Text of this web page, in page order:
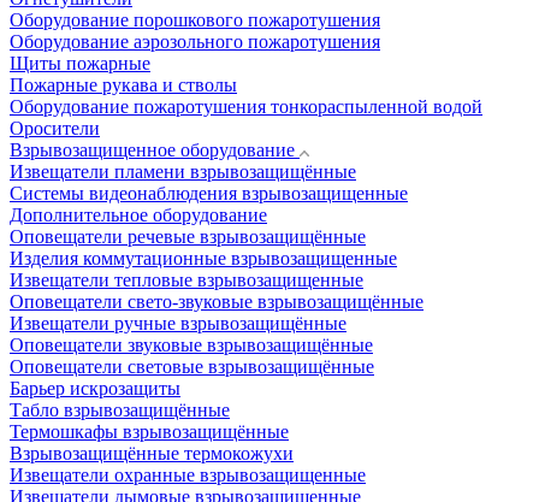
Оборудование порошкового пожаротушения
Оборудование аэрозольного пожаротушения
Щиты пожарные
Пожарные рукава и стволы
Оборудование пожаротушения тонкораспыленной водой
Оросители
Взрывозащищенное оборудование
Извещатели пламени взрывозащищённые
Системы видеонаблюдения взрывозащищенные
Дополнительное оборудование
Оповещатели речевые взрывозащищённые
Изделия коммутационные взрывозащищенные
Извещатели тепловые взрывозащищенные
Оповещатели свето-звуковые взрывозащищённые
Извещатели ручные взрывозащищённые
Оповещатели звуковые взрывозащищённые
Оповещатели световые взрывозащищённые
Барьер искрозащиты
Табло взрывозащищённые
Термошкафы взрывозащищённые
Взрывозащищённые термокожухи
Извещатели охранные взрывозащищенные
Извещатели дымовые взрывозащищенные